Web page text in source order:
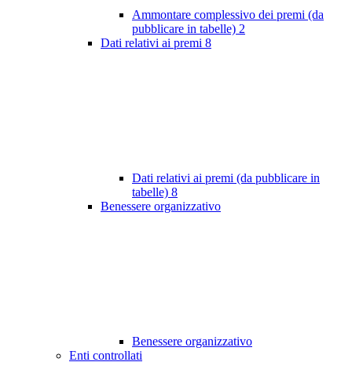
Ammontare complessivo dei premi (da
pubblicare in tabelle) 2
Dati relativi ai premi 8
Dati relativi ai premi (da pubblicare in
tabelle) 8
Benessere organizzativo
Benessere organizzativo
Enti controllati